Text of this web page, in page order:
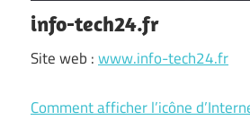
info-tech24.fr
Site web :www.info-tech24.fr
Comment afficher l’icône